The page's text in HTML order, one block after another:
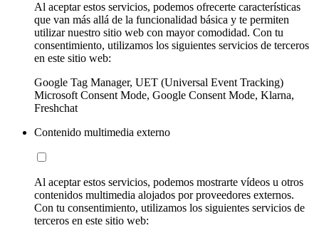
Al aceptar estos servicios, podemos ofrecerte características
que van más allá de la funcionalidad básica y te permiten
utilizar nuestro sitio web con mayor comodidad. Con tu
consentimiento, utilizamos los siguientes servicios de terceros
en este sitio web:
Google Tag Manager, UET (Universal Event Tracking)
Microsoft Consent Mode, Google Consent Mode, Klarna,
Freshchat
Contenido multimedia externo
Al aceptar estos servicios, podemos mostrarte vídeos u otros
contenidos multimedia alojados por proveedores externos.
Con tu consentimiento, utilizamos los siguientes servicios de
terceros en este sitio web: